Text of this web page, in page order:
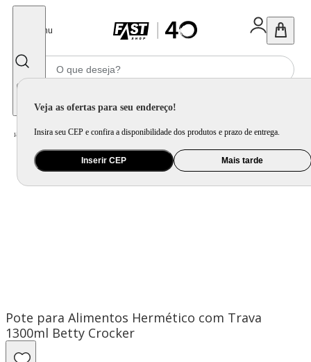
Menu
Veja as ofertas para seu endereço!
Insira seu CEP e confira a disponibilidade dos produtos e prazo de entrega.
Inserir CEP Mais tarde
Home Utilidade Doméstica Organização e Armazenamento / Porta Mantimento e Pote
Pote para Alimentos Hermético com Trava
1300ml Betty Crocker